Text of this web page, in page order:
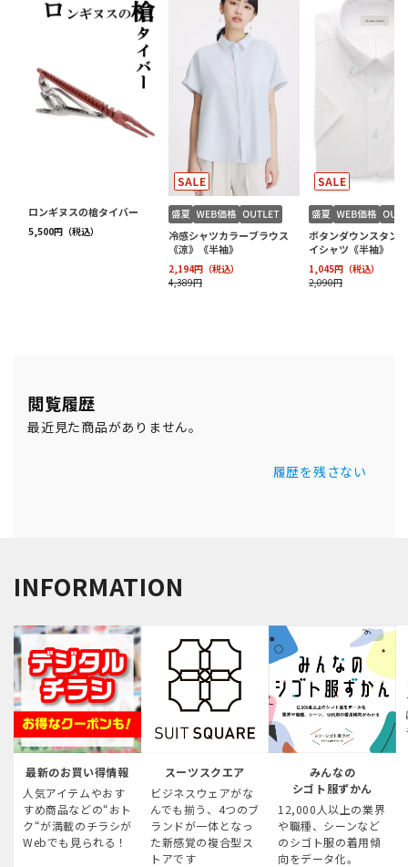
閲覧履歴
最近見た商品がありません。
履歴を残さない
INFORMATION
最新のお買い得情報
人気アイテムやおす
すめ商品などの“おト
ク“が満載のチラシが
Webでも見られる！
スーツスクエア
ビジネスウェアがな
んでも揃う、4つのブ
ランドが一体となっ
た新感覚の複合型ス
トアです
みんなの
シゴト服ずかん
12,000人以上の業界
や職種、シーンなど
のシゴト服の着用傾
向をデータ化。